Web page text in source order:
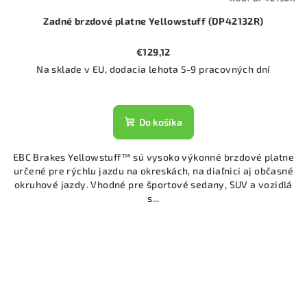
Zadné brzdové platne Yellowstuff (DP42132R)
€129,12
Na sklade v EU, dodacia lehota 5-9 pracovných dní
Do košíka
EBC Brakes Yellowstuff™ sú vysoko výkonné brzdové platne
určené pre rýchlu jazdu na okreskách, na diaľnici aj občasné
okruhové jazdy. Vhodné pre športové sedany, SUV a vozidlá
s...